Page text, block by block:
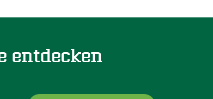
entdecken